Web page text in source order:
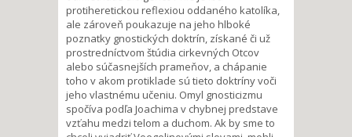
protiheretickou reflexiou oddaného katolíka,
ale zároveň poukazuje na jeho hlboké
poznatky gnostických doktrín, získané či už
prostredníctvom štúdia cirkevných Otcov
alebo súčasnejších prameňov, a chápanie
toho v akom protiklade sú tieto doktríny voči
jeho vlastnému učeniu. Omyl gnosticizmu
spočíva podľa Joachima v chybnej predstave
vzťahu medzi telom a duchom. Ak by sme to